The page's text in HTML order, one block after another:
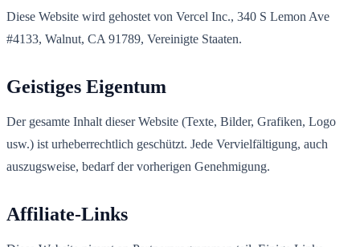
Diese Website wird gehostet von Vercel Inc., 340 S Lemon Ave
#4133, Walnut, CA 91789, Vereinigte Staaten.
Geistiges Eigentum
Der gesamte Inhalt dieser Website (Texte, Bilder, Grafiken, Logo
usw.) ist urheberrechtlich geschützt. Jede Vervielfältigung, auch
auszugsweise, bedarf der vorherigen Genehmigung.
Affiliate-Links